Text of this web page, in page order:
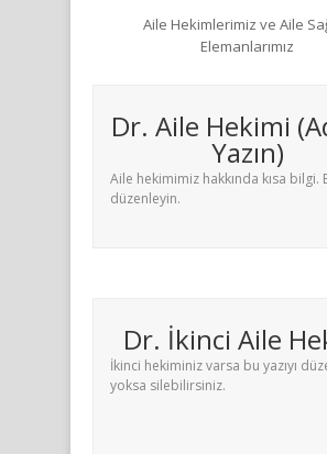
Aile Hekimlerimiz ve Aile
Elemanlarımız
Dr. Aile Hekimi
Yazın)
Aile hekimimiz hakkında kısa bilgi.
düzenleyin.
Dr. İkinci Aile
İkinci hekiminiz varsa bu yazıyı
yoksa silebilirsiniz.